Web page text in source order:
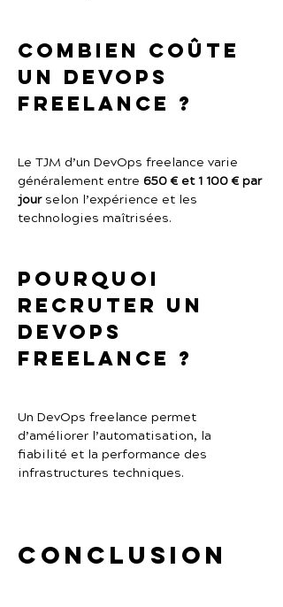
Combien coûte
un DevOps
freelance ?
Le TJM d’un DevOps freelance varie
généralement entre 650 € et 1 100 € par
jour selon l’expérience et les
technologies maîtrisées.
Pourquoi
recruter un
DevOps
freelance ?
Un DevOps freelance permet
d’améliorer l’automatisation, la
fiabilité et la performance des
infrastructures techniques.
Conclusion